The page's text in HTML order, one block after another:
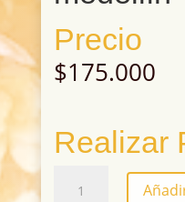
Precio
$175.000
Realizar